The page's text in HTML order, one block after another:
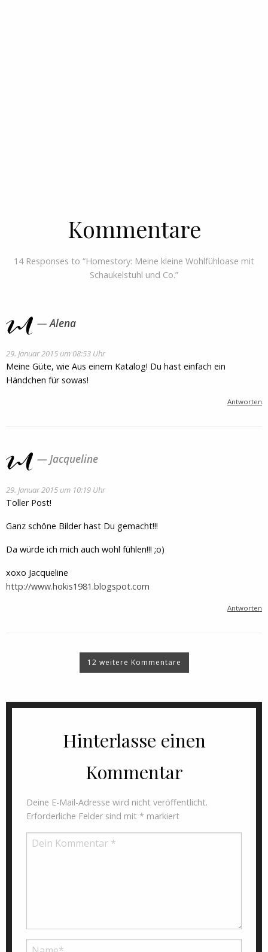
Kommentare
14 Responses to “Homestory: Meine kleine Wohlfühloase mit
Schaukelstuhl und Co.”
Alena
29. Januar 2015 um 08:53 Uhr
Meine Güte, wie Aus einem Katalog! Du hast einfach ein
Händchen für sowas!
Antworten
Jacqueline
29. Januar 2015 um 10:19 Uhr
Toller Post!
Ganz schöne Bilder hast Du gemacht!!!
Da würde ich mich auch wohl fühlen!!! ;o)
xoxo Jacqueline
http://www.hokis1981.blogspot.com
Antworten
12 weitere Kommentare
Hinterlasse einen
Kommentar
Deine E-Mail-Adresse wird nicht veröffentlicht.
Erforderliche Felder sind mit * markiert